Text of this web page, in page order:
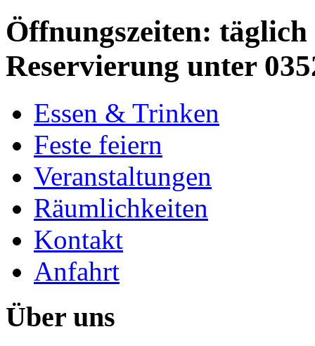
Öffnungszeiten: täglich
Reservierung unter
Essen & Trinken
Feste feiern
Veranstaltungen
Räumlichkeiten
Kontakt
Anfahrt
Über uns